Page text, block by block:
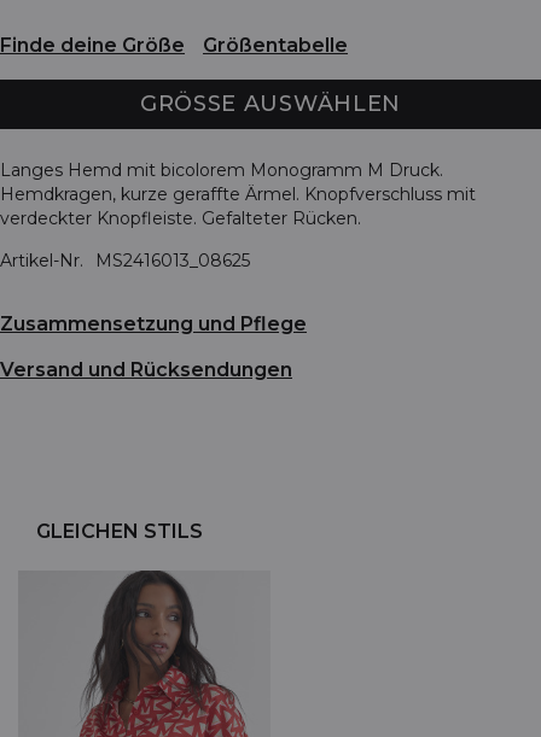
Finde deine Größe Größentabelle
GRÖSSE AUSWÄHLEN
Langes Hemd mit bicolorem Monogramm M Druck.
Hemdkragen, kurze geraffte Ärmel. Knopfverschluss mit
verdeckter Knopfleiste. Gefalteter Rücken.
Artikel-Nr.
MS2416013_08625
Zusammensetzung und Pflege
Versand und Rücksendungen
GLEICHEN STILS